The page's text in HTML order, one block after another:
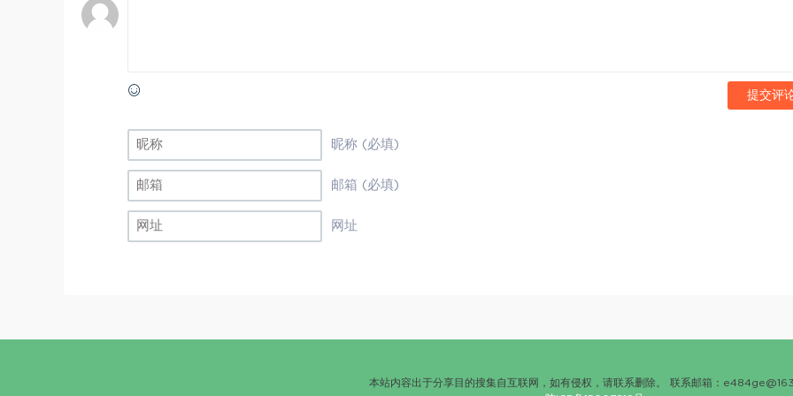
提交评
昵称 (必填)
邮箱 (必填)
网址
本站内容出于分享目的搜集自互联网，如有侵权，请联系删除。 联系邮箱：